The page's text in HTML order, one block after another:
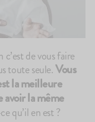
100g
Le Brassé
2,10€
de vous faire
toute seule.Vous
la meilleure
avoir la même
qu’il en est ?